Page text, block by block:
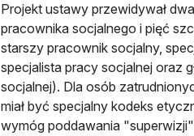
Projekt ustawy przewidywał
pracownika socjalnego i pięć
starszy pracownik socjalny,
specjalista pracy socjalnej oraz
socjalnej). Dla osób
miał być specjalny kodeks
wymóg poddawania